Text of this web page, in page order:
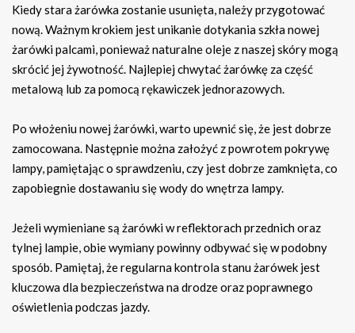
Kiedy stara żarówka zostanie usunięta, należy przygotować
nową. Ważnym krokiem jest unikanie dotykania szkła nowej
żarówki palcami, ponieważ naturalne oleje z naszej skóry mogą
skrócić jej żywotność. Najlepiej chwytać żarówkę za część
metalową lub za pomocą rękawiczek jednorazowych.
Po włożeniu nowej żarówki, warto upewnić się, że jest dobrze
zamocowana. Następnie można założyć z powrotem pokrywę
lampy, pamiętając o sprawdzeniu, czy jest dobrze zamknięta, co
zapobiegnie dostawaniu się wody do wnętrza lampy.
Jeżeli wymieniane są żarówki w reflektorach przednich oraz
tylnej lampie, obie wymiany powinny odbywać się w podobny
sposób. Pamiętaj, że regularna kontrola stanu żarówek jest
kluczowa dla bezpieczeństwa na drodze oraz poprawnego
oświetlenia podczas jazdy.